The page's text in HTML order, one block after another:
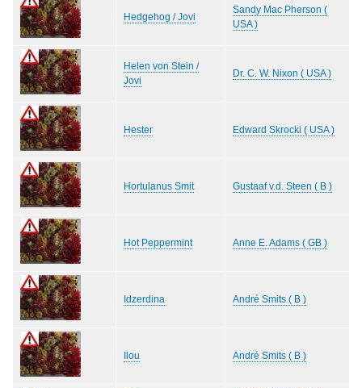
Hedgehog / Jovi
Sandy Mac Pherson (
USA )
Helen von Stein /
Jovi
Dr. C. W. Nixon ( USA )
Hester Edward Skrocki ( USA )
Hortulanus Smit Gustaaf v.d. Steen ( B )
Hot Peppermint Anne E. Adams ( GB )
Idzerdina André Smits ( B )
Ilou André Smits ( B )